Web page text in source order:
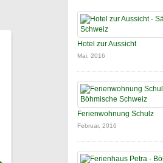
Hotel zur Aussicht
Mai, 2016
Ferienwohnung Schulz
Februar, 2016